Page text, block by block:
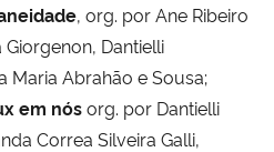
, org. por Ane Ribeiro
Giorgenon, Dantielli
Maria Abrahão e Sousa;
em nósorg. por Dantielli
Correa Silveira Galli,